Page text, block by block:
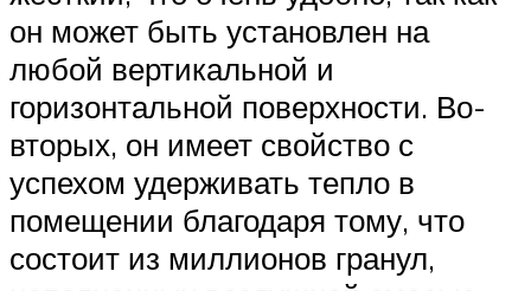
он может быть установлен на
любой вертикальной и
горизонтальной поверхности. Во-
вторых, он имеет свойство с
успехом удерживать тепло в
помещении благодаря тому, что
состоит из миллионов гранул,